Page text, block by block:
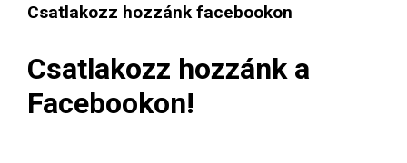
Csatlakozz hozzánk facebookon
Csatlakozz hozzánk a
Facebookon!